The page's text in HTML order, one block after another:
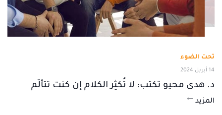
تحت الضوء
14 أبريل 2024
د. هدى محيو تكتب: لا تُكثِر الكلام إن كنت تتألّم
المزيد